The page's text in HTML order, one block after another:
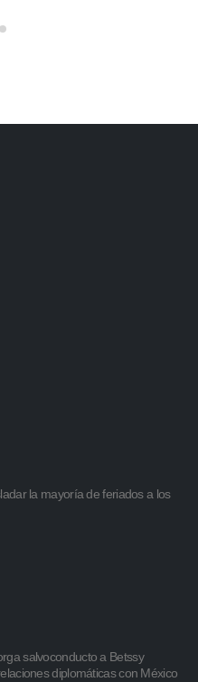
la mayoría de feriados a los
salvoconducto a Betssy
diplomáticas con México